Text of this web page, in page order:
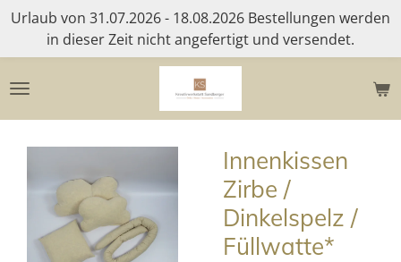
Zum
Hauptinhalt
springen
Urlaub von 31.07.2026 - 18.08.2026 Bestellungen werden
in dieser Zeit nicht angefertigt und versendet.
Innenkissen
Zirbe /
Dinkelspelz /
Füllwatte*